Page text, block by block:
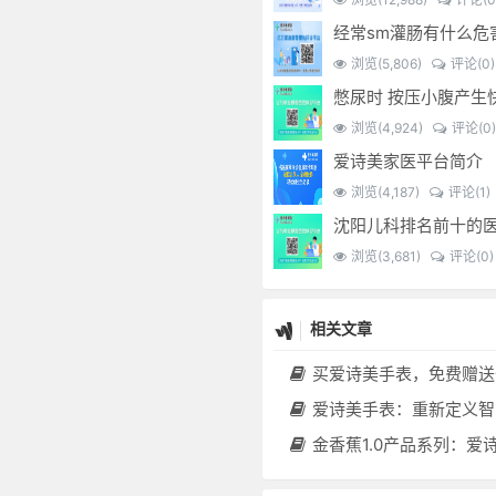
浏览(5,806) 评论(0)
浏览(4,924) 评论(0)
爱诗美家医平台简介
浏览(4,187) 评论(1)
浏览(3,681) 评论(0)
相关文章
买爱诗美手表，免费赠送价值30000元的数智化门店系统一
爱诗美手表：重新定义智能健康管理的“医疗
金香蕉1.0产品系列：爱诗美家医健康分布机，健康一体机，社区服务中心，药店，健